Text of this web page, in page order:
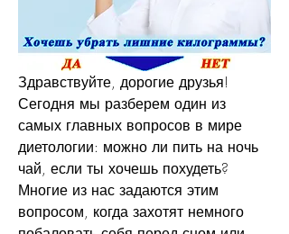
Здравствуйте, дорогие друзья!
Сегодня мы разберем один из
самых главных вопросов в мире
диетологии: можно ли пить на ночь
чай, если ты хочешь похудеть?
Многие из нас задаются этим
вопросом, когда захотят немного